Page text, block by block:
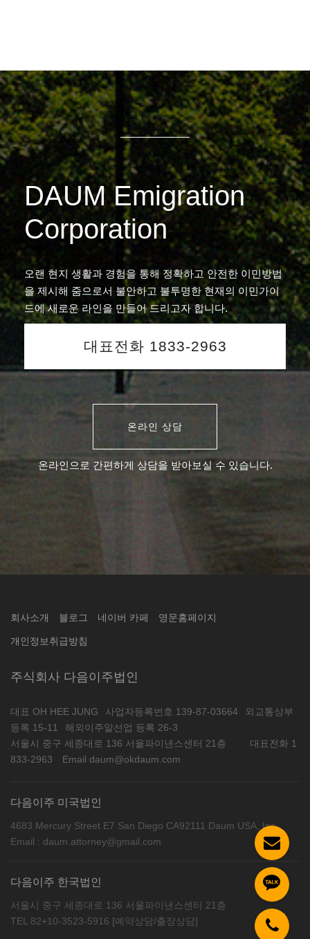
DAUM Emigration
Corporation
오랜 현지 생활과 경험을 통해 정확하고 안전한 이민방법
을 제시해 줌으로서 불안하고 불투명한 현재의 이민가이
드에 새로운 라인을 만들어 드리고자 합니다.
대표전화 1833-2963
온라인 상담
온라인으로 간편하게 상담을 받아보실 수 있습니다.
회사소개 블로그 네이버 카페 영문홈페이지
개인정보취급방침
주식회사 다음이주법인
대표 OH HEE JUNG 사업자등록번호 139-87-03664
외교통상부
등록 15-11
해외이주알선업 등록 26-3
서울시 중구 세종대로 136 서울파이낸스센터 21층
대표전화 1
833-2963
Email daum@okdaum.com
다음이주 미국법인
4683 Mercury Street E7 San Diego CA92111 Daum USA, Inc
Email : daum.attorney@gmail.com
다음이주 한국법인
서울시 중구 세종대로 136 서울파이낸스센터 21층
TEL 82+10-3523-5916 [예약상담/출장상담]